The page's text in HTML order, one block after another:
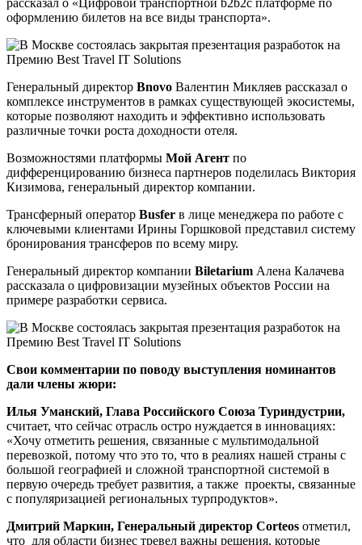
оформлению билетов на все виды транспорта».
Генеральный директор Bnovo Валентин Микляев рассказал о
комплексе инструментов в рамках существующей экосистемы,
которые позволяют находить и эффективно использовать
различные точки роста доходности отеля.
Возможностями платформы Мой Агент по
дифференцированию бизнеса партнеров поделилась Виктория
Кизимова, генеральный директор компании.
Трансферный оператор Busfer в лице менеджера по работе с
ключевыми клиентами Ирины Горшковой представил систему
бронирования трансферов по всему миру.
Генеральный директор компании Biletarium Алена Калачева
рассказала о цифровизации музейных объектов России на
примере разработки сервиса.
Свои комментарии по поводу выступления номинантов
дали члены жюри:
Илья Уманский, Глава Российского Союза Туриндустрии,
считает, что сейчас отрасль остро нуждается в инновациях:
«Хочу отметить решения, связанные с мультимодальной
перевозкой, потому что это то, что в реалиях нашей страны с
большой географией и сложной транспортной системой в
первую очередь требует развития, а также проекты, связанные
с популяризацией региональных турпродуктов».
Дмитрий Маркин, Генеральный директор Corteos отметил,
что для области бизнес тревел важны решения, которые